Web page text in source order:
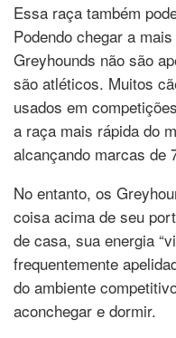
Essa raça também
Podendo chegar a
Greyhounds não são
são atléticos. Muitos
usados em
a raça mais rápida do
alcançando marcas de
No entanto, os
coisa acima de seu
de casa, sua energia
frequentemente
do ambiente
aconchegar e dormir.